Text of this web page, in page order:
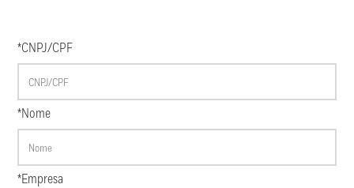
*CNPJ/CPF
*Nome
*Empresa